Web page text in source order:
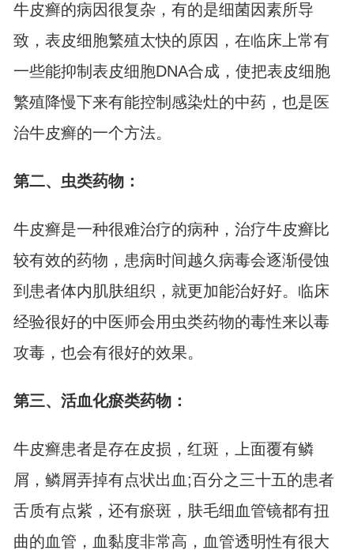
牛皮癣的病因很复杂，有的是细菌因素所导
致，表皮细胞繁殖太快的原因，在临床上常有
一些能抑制表皮细胞DNA合成，使把表皮细胞
繁殖降慢下来有能控制感染灶的中药，也是医
治牛皮癣的一个方法。
第二、虫类药物：
牛皮癣是一种很难治疗的病种，治疗牛皮癣比
较有效的药物，患病时间越久病毒会逐渐侵蚀
到患者体内肌肤组织，就更加能治好好。临床
经验很好的中医师会用虫类药物的毒性来以毒
攻毒，也会有很好的效果。
第三、活血化瘀类药物：
牛皮癣患者是存在皮损，红斑，上面覆有鳞
屑，鳞屑弄掉有点状出血;百分之三十五的患者
舌质有点紫，还有瘀斑，肤毛细血管镜都有扭
曲的血管，血黏度非常高，血管透明性有很大